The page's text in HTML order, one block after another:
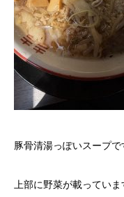
豚骨清湯っぽいスープで
上部に野菜が載ってい